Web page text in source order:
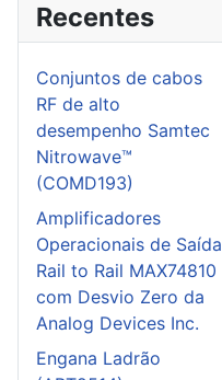
Recentes
Conjuntos de cabos
RF de alto
desempenho Samtec
Nitrowave™
(COMD193)
Amplificadores
Operacionais de Saída
Rail to Rail MAX74810
com Desvio Zero da
Analog Devices Inc.
Engana Ladrão